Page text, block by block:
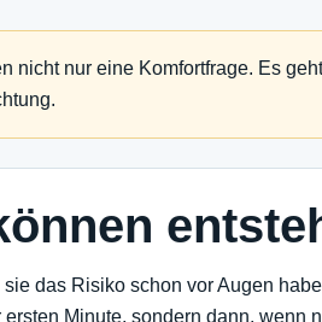
nicht nur eine Komfortfrage. Es
das Risiko schon vor Augen
Minute, sondern dann,